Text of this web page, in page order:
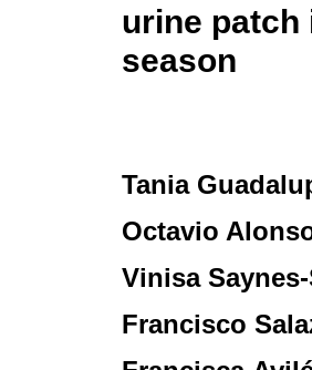
urine patch
season
Tania
Octavio
Vinisa
Francisco